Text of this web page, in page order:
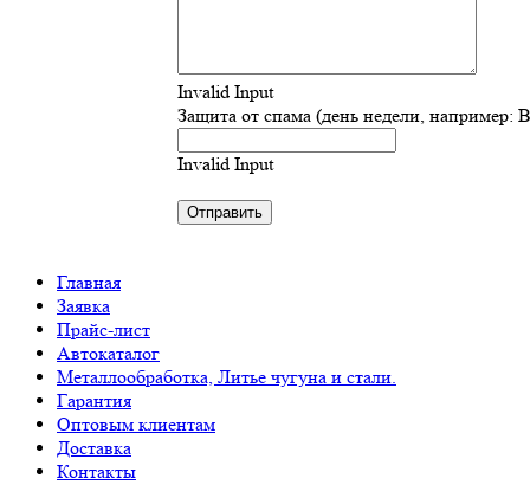
Invalid Input
Защита от спама (день недели, например:
Invalid Input
Главная
Заявка
Прайс-лист
Автокаталог
Металлообработка, Литье чугуна и стали.
Гарантия
Оптовым клиентам
Доставка
Контакты